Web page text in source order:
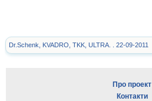
Dr.Schenk, KVADRO, TKK, ULTRA. . 22-09-2011
Про проект
Контакти